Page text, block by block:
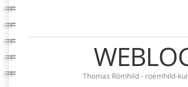
Thomas Römhild - roemhild-